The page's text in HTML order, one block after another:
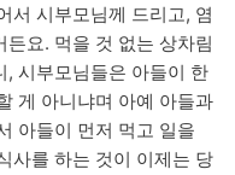
서 시부모님께 드리고, 염
요. 먹을 것 없는 상차림
, 시부모님들은 아들이 한
게 아니냐며 아예 아들과
아들이 먼저 먹고 일을
사를 하는 것이 이제는 당